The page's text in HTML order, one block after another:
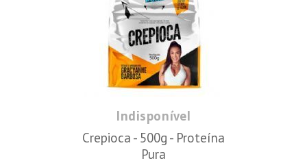
Indisponível
Crepioca - 500g - Proteína
Pura